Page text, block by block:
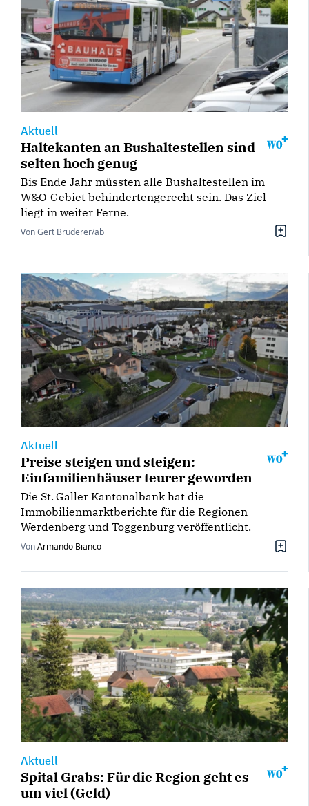
Aktuell
Haltekanten an Bushaltestellen sind
selten hoch genug
Bis Ende Jahr müssten alle Bushaltestellen im
W&O-Gebiet behindertengerecht sein. Das Ziel
liegt in weiter Ferne.
Von Gert Bruderer/ab
Aktuell
Preise steigen und steigen:
Einfamilienhäuser teurer geworden
Die St. Galler Kantonalbank hat die
Immobilienmarktberichte für die Regionen
Werdenberg und Toggenburg veröffentlicht.
VonArmando Bianco
Aktuell
Spital Grabs: Für die Region geht es
um viel (Geld)